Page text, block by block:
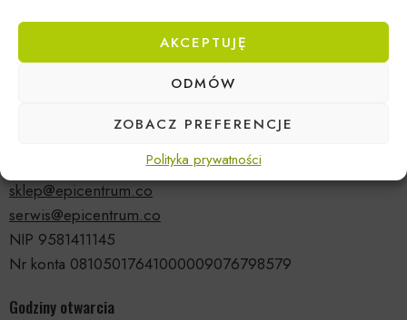
AKCEPTUJĘ
ODMÓW
ZOBACZ PREFERENCJE
Polityka prywatności
Epicentrum Gdynia Wielki Kack
ul. Druskiennicka 20a
sklep@epicentrum.co
serwis@epicentrum.co
NIP 9581411145
Nr konta 08105017641000009076798579
Godziny otwarcia